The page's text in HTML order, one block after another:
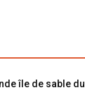
île de sable du